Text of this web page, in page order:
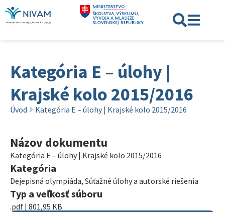
Kategória E – úlohy |
Krajské kolo 2015/2016
Úvod Kategória E – úlohy | Krajské kolo 2015/2016
Názov dokumentu
Kategória E – úlohy | Krajské kolo 2015/2016
Kategória
Dejepisná olympiáda, Súťažné úlohy a autorské riešenia
Typ a veľkosť súboru
.pdf | 801,95 KB